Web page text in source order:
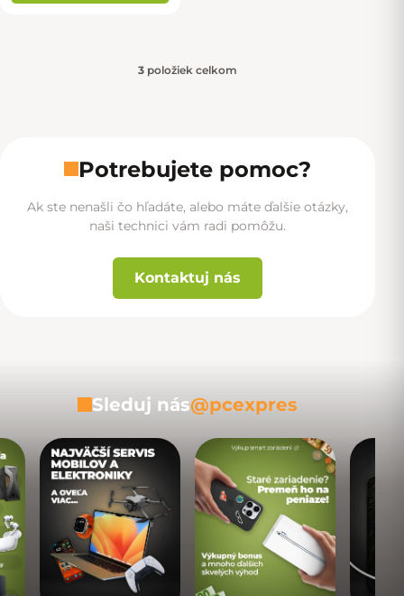
3 položiek celkom
Potrebujete pomoc?
Ak ste nenašli čo hľadáte, alebo máte ďalšie otázky,
naši technici vám radi pomôžu.
Kontaktuj nás
Sleduj nás@pcexpres